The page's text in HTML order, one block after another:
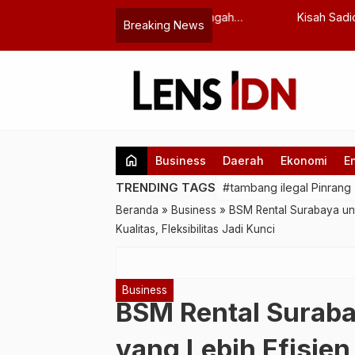
Breaking News
Kisah Sadio Mané: Dari
home Business Daerah Ekonomi
TRENDING TAGS #tambang ilegal Pinrang
Beranda » Business » BSM Rental Surabaya
Kualitas, Fleksibilitas Jadi Kunci
Business
BSM Rental
yang Lebih